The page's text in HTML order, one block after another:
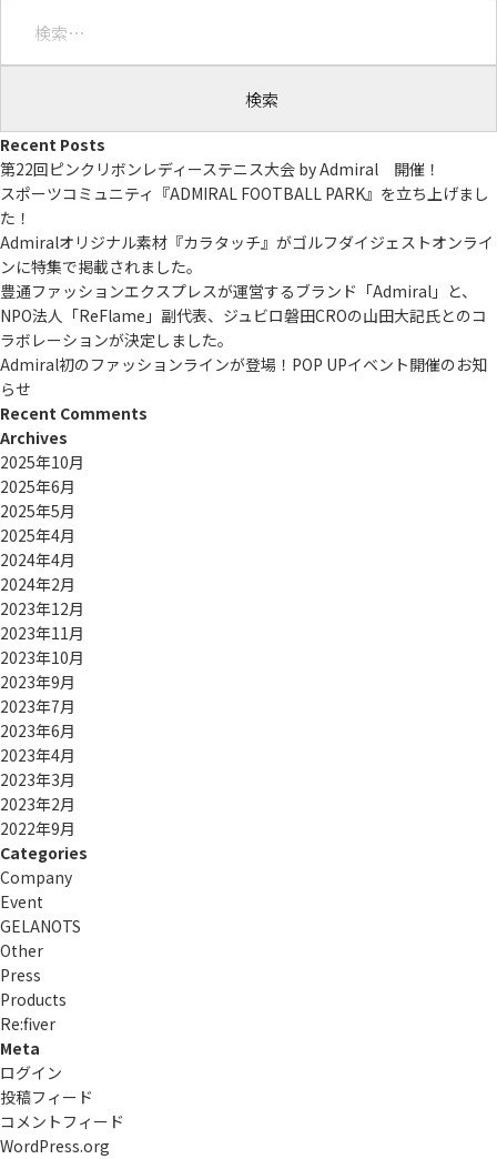
Recent Posts
第22回ピンクリボンレディーステニス大会 by Admiral 開催！
スポーツコミュニティ『ADMIRAL FOOTBALL PARK』を立ち上げまし
た！
Admiralオリジナル素材『カラタッチ』がゴルフダイジェストオンライ
ンに特集で掲載されました。
豊通ファッションエクスプレスが運営するブランド「Admiral」と、
NPO法人「ReFlame」副代表、ジュビロ磐田CROの山田大記氏とのコ
ラボレーションが決定しました。
Admiral初のファッションラインが登場！POP UPイベント開催のお知
らせ
Recent Comments
Archives
2025年10月
2025年6月
2025年5月
2025年4月
2024年4月
2024年2月
2023年12月
2023年11月
2023年10月
2023年9月
2023年7月
2023年6月
2023年4月
2023年3月
2023年2月
2022年9月
Categories
Company
Event
GELANOTS
Other
Press
Products
Re:ﬁver
Meta
ログイン
投稿フィード
コメントフィード
WordPress.org